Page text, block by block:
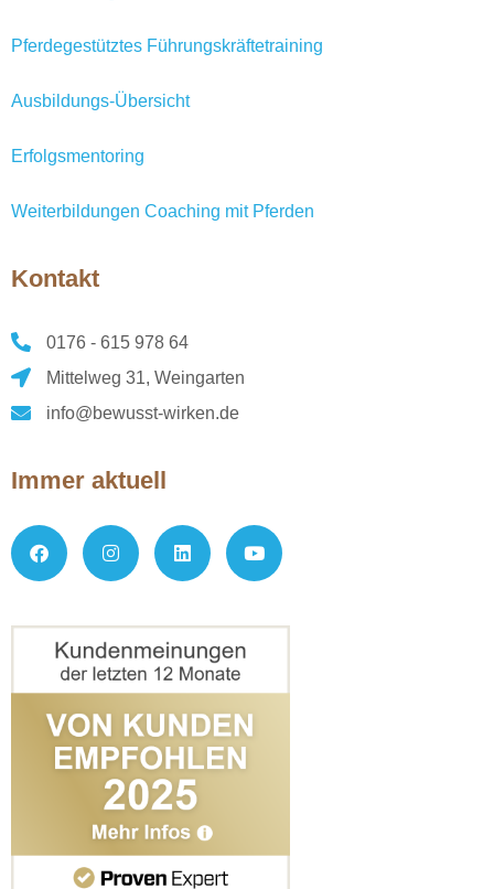
Pferdegestütztes Führungskräftetraining
Ausbildungs-Übersicht
Erfolgsmentoring
Weiterbildungen Coaching mit Pferden
Kontakt
0176 - 615 978 64
Mittelweg 31, Weingarten
info@bewusst-wirken.de
Immer aktuell